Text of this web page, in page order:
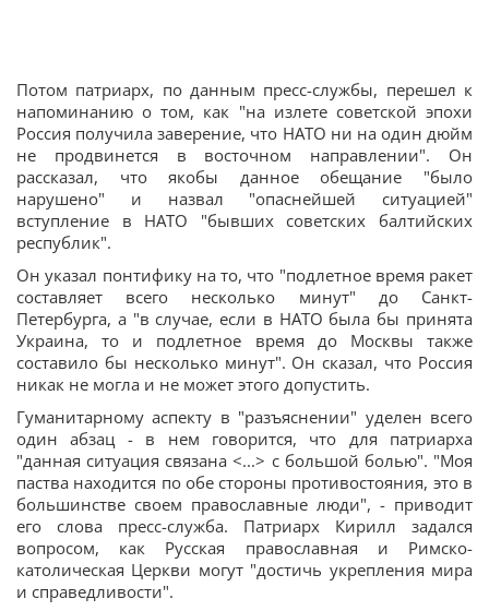
Потом патриарх, по данным пресс-службы, перешел к
напоминанию о том, как "на излете советской эпохи
Россия получила заверение, что НАТО ни на один дюйм
не продвинется в восточном направлении". Он
рассказал, что якобы данное обещание "было
нарушено" и назвал "опаснейшей ситуацией"
вступление в НАТО "бывших советских балтийских
республик".
Он указал понтифику на то, что "подлетное время ракет
составляет всего несколько минут" до Санкт-
Петербурга, а "в случае, если в НАТО была бы принята
Украина, то и подлетное время до Москвы также
составило бы несколько минут". Он сказал, что Россия
никак не могла и не может этого допустить.
Гуманитарному аспекту в "разъяснении" уделен всего
один абзац - в нем говорится, что для патриарха
"данная ситуация связана <...> с большой болью". "Моя
паства находится по обе стороны противостояния, это в
большинстве своем православные люди", - приводит
его слова пресс-служба. Патриарх Кирилл задался
вопросом, как Русская православная и Римско-
католическая Церкви могут "достичь укрепления мира
и справедливости".